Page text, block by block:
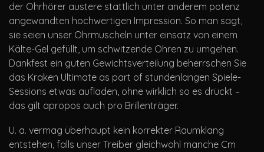
der Ohrhörer austere stattlich unter anderem potenz
angewandten hochwertigen Impression. So man sagt,
sie seien unser Ohrmuscheln unter einsatz von einem
Kälte-Gel gefüllt, um schwitzende Ohren zu umgehen.
Dankfest ein guten Gewichtsverteilung beherrschen Sie
das Kraken Ultimate as part of stundenlangen Spiele-
Sessions etwas aufladen, ohne wirklich so es drückt –
das gilt apropos auch pro Brillenträger.
U. a. vermag überhaupt kein korrekter Raumklang
entstehen, falls unser Treiber gleichwohl manche Cm